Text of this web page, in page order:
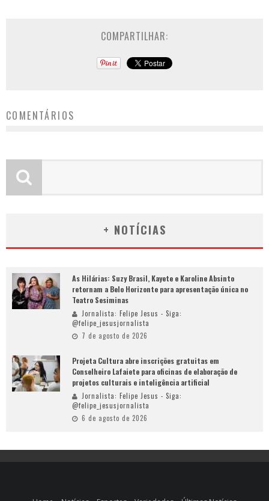
COMPARTILHAR:
COMENTÁRIOS
+ NOTÍCIAS
As Hilárias: Suzy Brasil, Kayete e Karoline Absinto
retornam a Belo Horizonte para apresentação única no
Teatro Sesiminas
Jornalista: Felipe Jesus - Siga:
@felipe_jesusjornalista
7 de agosto de 2026
Projeta Cultura abre inscrições gratuitas em
Conselheiro Lafaiete para oficinas de elaboração de
projetos culturais e inteligência artificial
Jornalista: Felipe Jesus - Siga:
@felipe_jesusjornalista
6 de agosto de 2026